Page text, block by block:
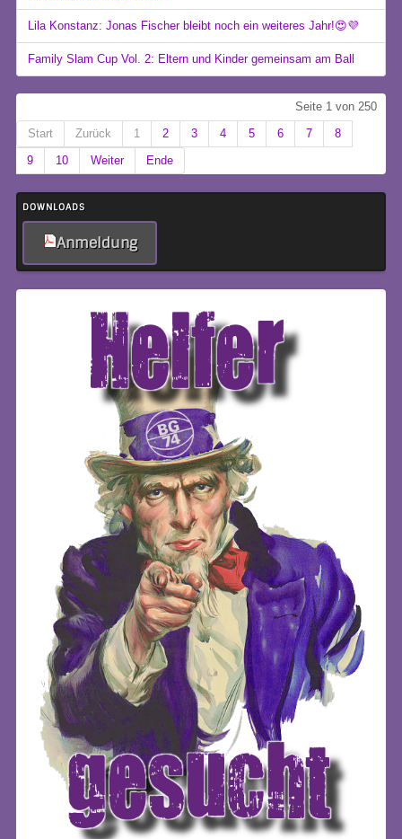
DOWNLOADS
Anmeldung
Lila Konstanz: Jonas Fischer bleibt noch ein weiteres Jahr!😍💜
Family Slam Cup Vol. 2: Eltern und Kinder gemeinsam am Ball
Seite 1 von 250
Start
Zurück 1 2 3 4 5 6 7
8
9
10 Weiter Ende